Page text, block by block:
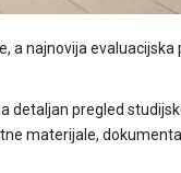
a najnovija evaluacijska
detaljan pregled
materijale,